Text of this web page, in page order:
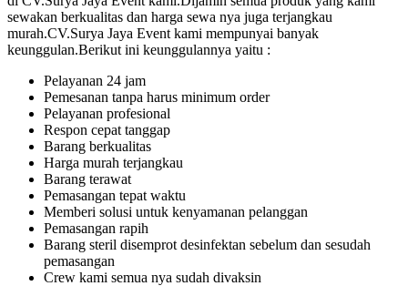
sewakan berkualitas dan harga sewa nya juga terjangkau
murah.CV.Surya Jaya Event kami mempunyai banyak
keunggulan.Berikut ini keunggulannya yaitu :
Pelayanan 24 jam
Pemesanan tanpa harus minimum order
Pelayanan profesional
Respon cepat tanggap
Barang berkualitas
Harga murah terjangkau
Barang terawat
Pemasangan tepat waktu
Memberi solusi untuk kenyamanan pelanggan
Pemasangan rapih
Barang steril disemprot desinfektan sebelum dan sesudah
pemasangan
Crew kami semua nya sudah divaksin